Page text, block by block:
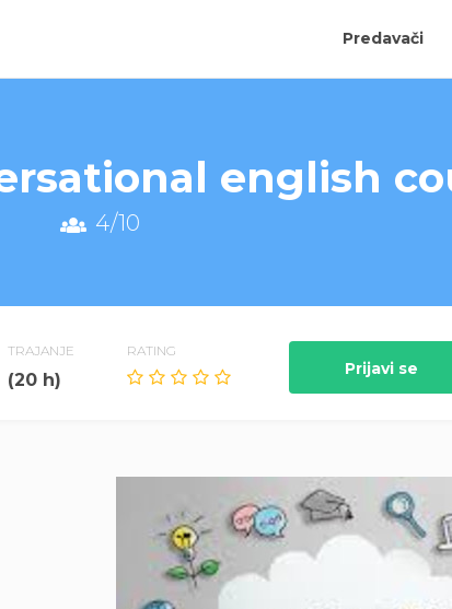
Predavači
english
4/10
TRAJANJE
(20 h)
RATING
Prijavi se